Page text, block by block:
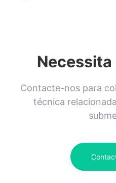
Necessita
Contacte-nos para
técnica